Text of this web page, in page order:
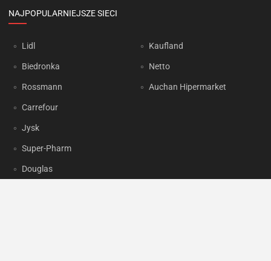
NAJPOPULARNIEJSZE SIECI
Lidl
Biedronka
Rossmann
Carrefour
Jysk
Super-Pharm
Douglas
Kaufland
Netto
Auchan Hipermarket